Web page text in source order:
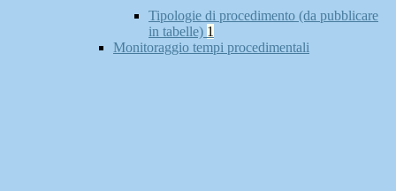
Tipologie di procedimento (da pubblicare
in tabelle) 1
Monitoraggio tempi procedimentali